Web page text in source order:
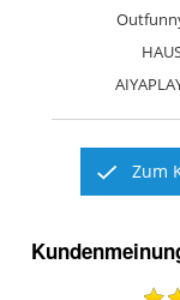
Zum